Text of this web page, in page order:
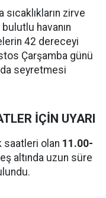
zirve
havanın
42 dereceyi
Çarşamba günü
seyretmesi
İÇİN UYARI
saatleri olan 11.00-
altında uzun süre